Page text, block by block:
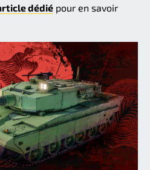
dédié pour en savoir